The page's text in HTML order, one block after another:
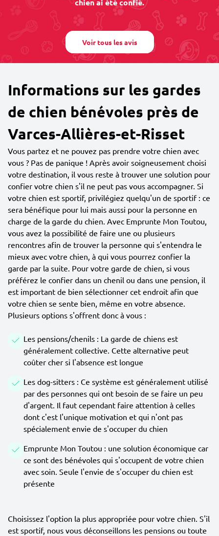
chien ai été confié.
Voir tous les avis
Informations sur les gardes
de chien bénévoles près de
Varces-Allières-et-Risset
Vous partez et ne pouvez pas prendre votre chien avec
vous ? Pas de panique ! Après avoir soigneusement choisi
votre destination, il vous reste à trouver une solution pour
confier votre chien s'il ne peut pas vous accompagner. Si
votre chien est sportif, privilégiez quelqu'un de sportif : ce
sera bénéfique pour lui mais aussi pour la personne en
charge de la garde du chien. Avec Emprunte Mon Toutou,
vous avez la possibilité de faire une ou plusieurs
rencontres afin de trouver la personne qui s'entendra le
mieux avec votre chien, à qui vous pourrez confier la
garde par la suite. Pour votre garde de chien, si vous
préférez le confier dans un chenil ou dans une pension, il
est important de bien sélectionner cet endroit afin que
votre chien se sente bien, même en votre absence.
Plusieurs options s'offrent donc à vous :
Les pensions/chenils : La garde de chiens est
généralement collective. Cette alternative peut
coûter cher si l'absence est longue
Les dog-sitters : Ce système est généralement utilisé
par des personnes qui ont besoin de se faire un peu
d'argent. Il faut cependant faire attention à celles
dont c'est l'unique motivation et qui n'ont pas
spécialement envie de s'occuper du chien
Emprunte Mon Toutou : une solution économique car
ce sont des bénévoles qui s'occupent de votre chien
avec soin. Seule l'envie de s'occuper du chien est
présente
Choisissez l'option la plus appropriée pour votre chien. S'il
est sportif, nous vous déconseillons les pensions ou toute